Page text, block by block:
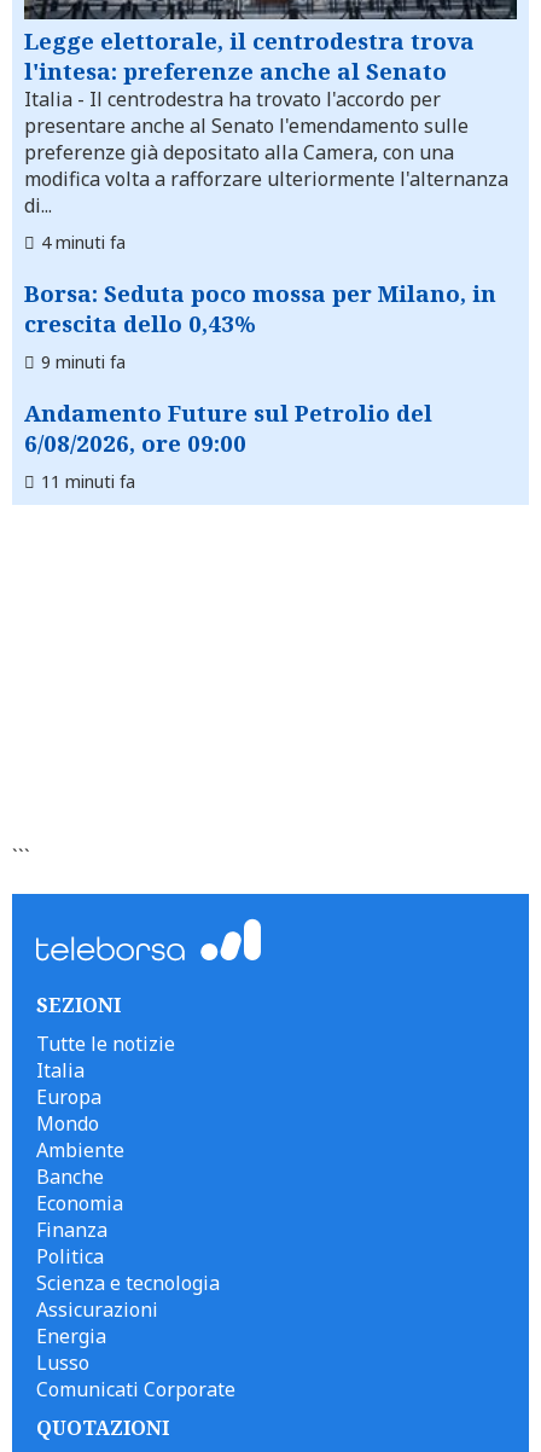
Legge elettorale, il centrodestra trova
l'intesa: preferenze anche al Senato
Italia - Il centrodestra ha trovato l'accordo per
presentare anche al Senato l'emendamento sulle
preferenze già depositato alla Camera, con una
modifica volta a rafforzare ulteriormente l'alternanza
di...
4 minuti fa
Borsa: Seduta poco mossa per Milano, in
crescita dello 0,43%
9 minuti fa
Andamento Future sul Petrolio del
6/08/2026, ore 09:00
11 minuti fa
```
SEZIONI
Tutte le notizie
Italia
Europa
Mondo
Ambiente
Banche
Economia
Finanza
Politica
Scienza e tecnologia
Assicurazioni
Energia
Lusso
Comunicati Corporate
QUOTAZIONI